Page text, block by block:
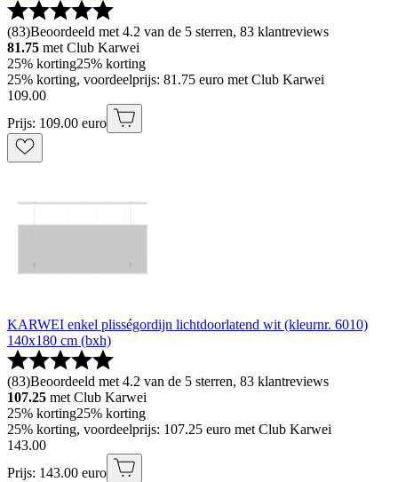
(83)Beoordeeld met 4.2 van de 5 sterren, 83 klantreviews
81.75 met Club Karwei
25% korting25% korting
25% korting, voordeelprijs: 81.75 euro met Club Karwei
109.00
Prijs: 109.00 euro
KARWEI enkel plisségordijn lichtdoorlatend wit (kleurnr. 6010)
140x180 cm (bxh)
(83)Beoordeeld met 4.2 van de 5 sterren, 83 klantreviews
107.25 met Club Karwei
25% korting25% korting
25% korting, voordeelprijs: 107.25 euro met Club Karwei
143.00
Prijs: 143.00 euro